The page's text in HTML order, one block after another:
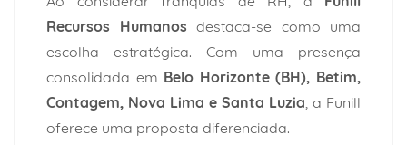
Recursos Humanos destaca-se como uma
escolha estratégica. Com uma presença
consolidada em Belo Horizonte (BH), Betim,
Contagem, Nova Lima e Santa Luzia, a Funill
oferece uma proposta diferenciada.